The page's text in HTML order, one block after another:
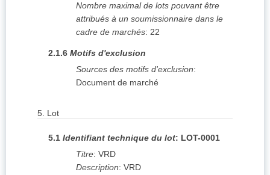
Nombre maximal de lots pouvant être
attribués à un soumissionnaire dans le
cadre de marchés: 22
2.1.6 Motifs d'exclusion
Sources des motifs d'exclusion:
Document de marché
5. Lot
5.1 Identifiant technique du lot: LOT-0001
Titre: VRD
Description: VRD